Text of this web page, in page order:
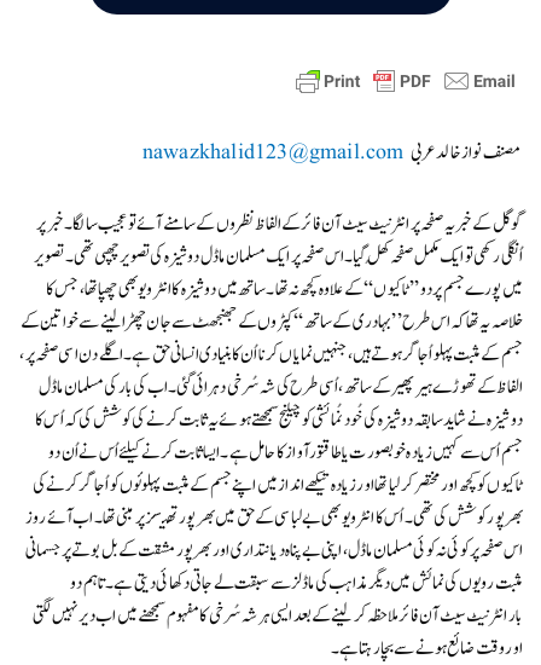
nawazkhalid123@gmail.com
گوگل کے خبریہ صفحہ پر انٹرنیٹ سیٹ آن فائرکے الفاظ نظروں کے سامنے آئے تو عجیب سا لگا۔ خبر پر
اُنگلی رکھی تو ایک مکمل صفحہ کُھل گیا ۔اس صفحہ پر ایک مسلمان ماڈل دوشیزہ کی تصویر چھپی تھی۔ تصویر
میں پورے جسم پر دو ’’ٹاکیوں‘‘ کے علاوہ کچھ نہ تھا۔ساتھ میں دوشیزہ کا انٹرویو بھی چھپا تھا ، جس کا
خلاصہ یہ تھا کہ ا س طرح ’’بہادری کے ساتھ ‘‘ کپڑوں کے جھنجھٹ سے جان چھڑالینے سے خواتین کے
جسم کے مثبت پہلو اُجاگر ہوتے ہیں، جنہیں نمایاں کرنا اُن کا بنیادی انسانی حق ہے۔ اگلے دن اسی صفحہ پر ،
الفاظ کے تھوڑے ہیر پھیرکے ساتھ، اُسی طرح کی شہ سُرخی دہرائی گئی۔ اب کی بارکی مسلمان ماڈل
دوشیزہ نے شایدسابقہ دوشیزہ کی خُود نُمائشی کو چیلنج سمجھتے ہوئے یہ ثابت کرنے کی کوشش کی کہ اُس کا
جسم اُس سے کہیں زیادہ خوبصورت یا طاقتور آواز کا حامل ہے ۔ایسا ثابت کرنے کیلئے اُس نے اُن دو
ٹاکیوں کو کچھ اور مختصر کر لیا تھا اورزیادہ تیکھے انداز میں اپنے جسم کے مثبت پہلوئوں کو اُجاگر کرنے کی
بھرپور کوشش کی تھی ۔اُس کا انٹرویو بھی بے لباسی کے حق میں بھر پورتھیسز پر مبنی تھا۔ اب آئے روز
اس صفحہ پرکوئی نہ کوئی مسلمان ماڈل ، اپنی بے پناہ دیانتداری اور بھر پور مشقت کے بل بوتے پر جسمانی
مثبت رویوں کی نمائش میں دیگر مذاہب کی ماڈلزسے سبقت لے جاتی دکھائی دیتی ہے۔ تاہم دو
بارانٹرنیٹ سیٹ آن فائرملاحظہ کرلینے کے بعد ایسی ہر شہ سُرخی کا مفہوم سمجھنے میں اب دیر نہیں لگتی
اور وقت ضائع ہونے سے بچارہتا ہے۔